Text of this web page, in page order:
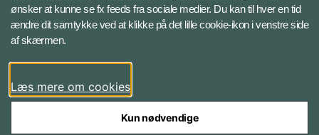
Bluesky
LinkedIn
ønsker at kunne se fx feeds fra sociale medier. Du kan til hver en tid
ændre dit samtykke ved at klikke på det lille cookie-ikon i venstre side
af skærmen.
Læs mere om cookies
Kun nødvendige